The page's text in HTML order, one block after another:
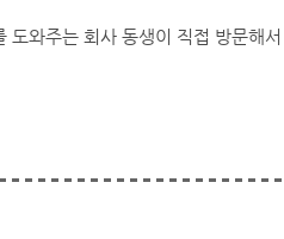
와주는 회사 동생이 직접 방문해